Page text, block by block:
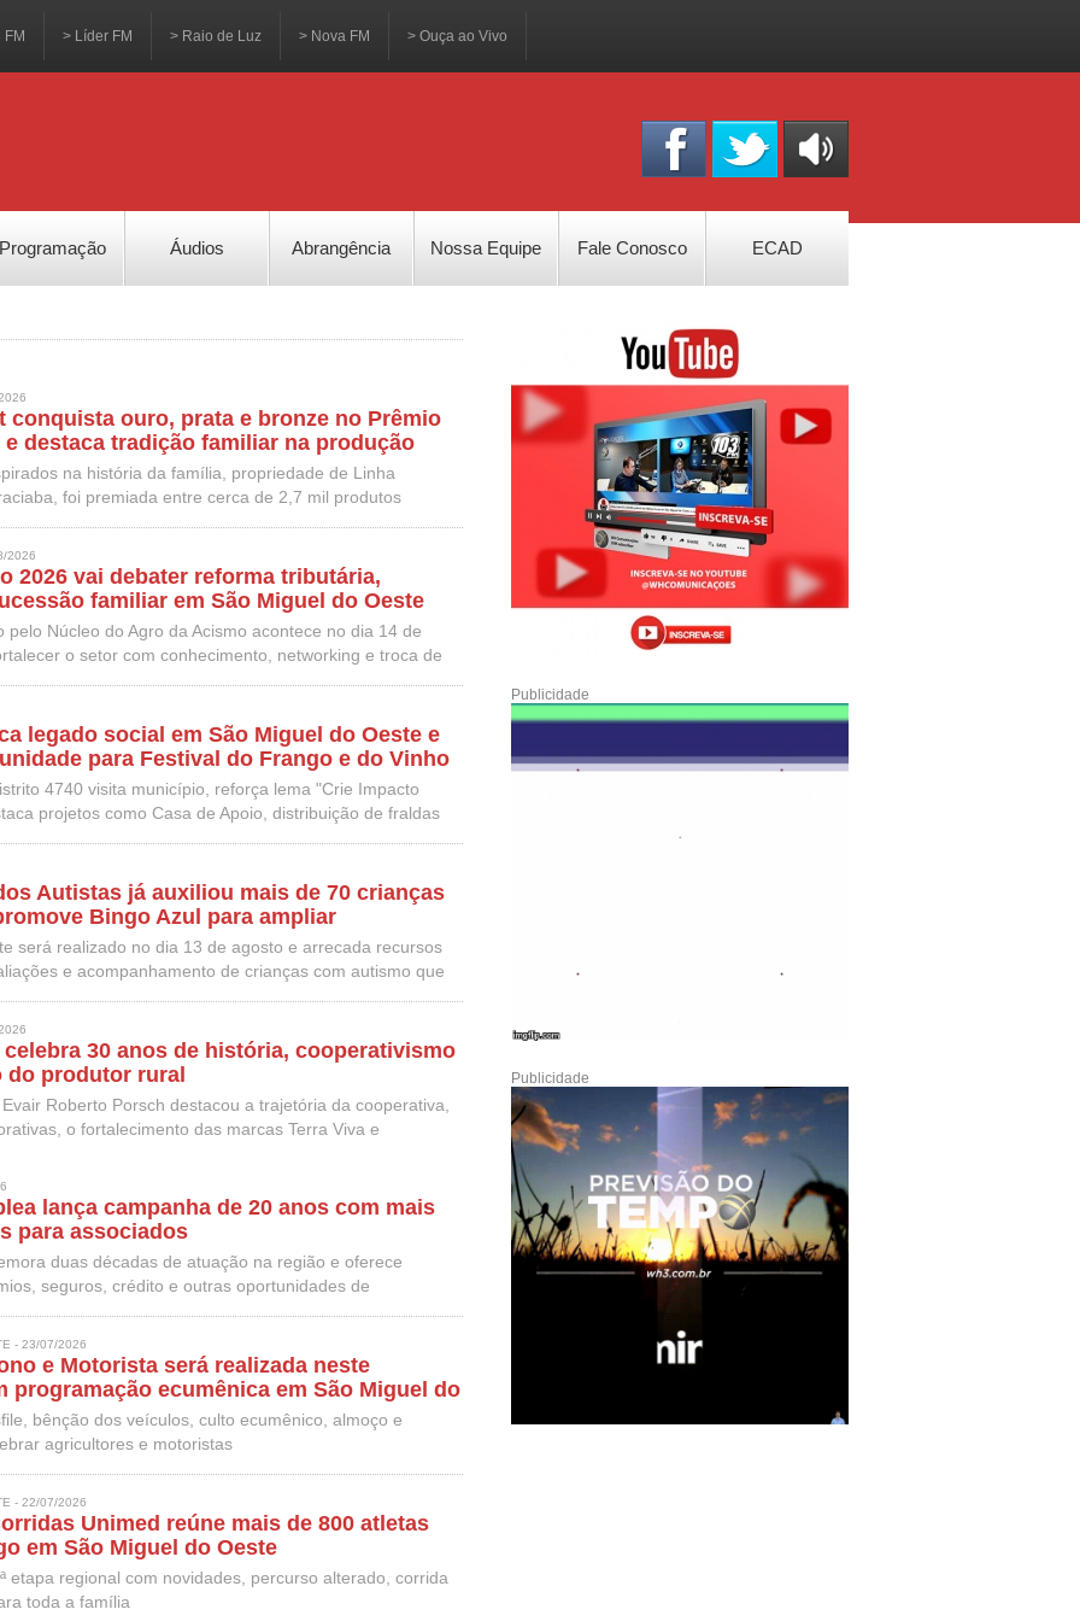
FM > Líder FM > Raio de Luz > Nova FM > Ouça ao Vivo
ONLINE
Programação Áudios Abrangência Nossa Equipe Fale Conosco ECAD
conquista ouro, prata e bronze no Prêmio
destaca tradição familiar na produção
na história da família, propriedade de Linha
foi premiada entre cerca de 2,7 mil produtos
2026
2026 vai debater reforma tributária,
familiar em São Miguel do Oeste
pelo Núcleo do Agro da Acismo acontece no dia 14 de
o setor com conhecimento, networking e troca de
legado social em São Miguel do Oeste e
para Festival do Frango e do Vinho
4740 visita município, reforça lema "Crie Impacto
projetos como Casa de Apoio, distribuição de fraldas
Autistas já auxiliou mais de 70 crianças
Bingo Azul para ampliar
em SMOeste
será realizado no dia 13 de agosto e arrecada recursos
e acompanhamento de crianças com autismo que
30 anos de história, cooperativismo
do produtor rural
Roberto Porsch destacou a trajetória da cooperativa,
o fortalecimento das marcas Terra Viva e
lança campanha de 20 anos com mais
para associados
duas décadas de atuação na região e oferece
seguros, crédito e outras oportunidades de
- 23/07/2026
e Motorista será realizada neste
programação ecumênica em São Miguel do
bênção dos veículos, culto ecumênico, almoço e
agricultores e motoristas
- 22/07/2026
Unimed reúne mais de 800 atletas
em São Miguel do Oeste
etapa regional com novidades, percurso alterado, corrida
toda a família
Publicidade
Publicidade